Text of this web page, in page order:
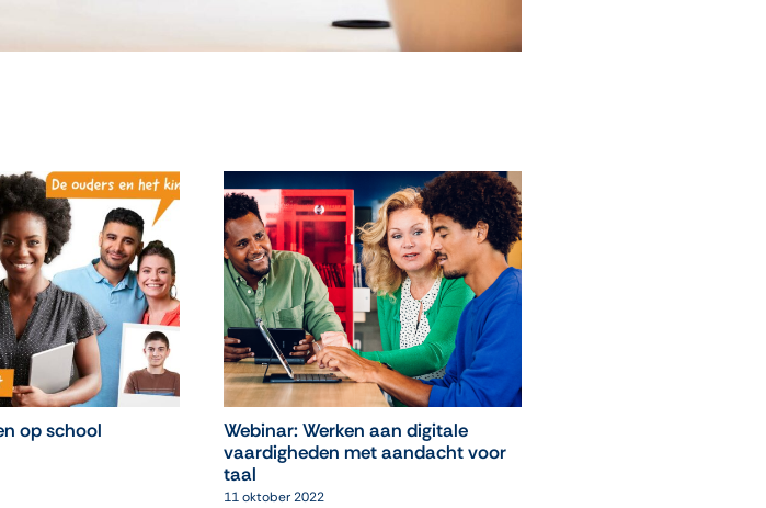
op school
Webinar: Werken aan digitale
vaardigheden met aandacht voor
taal
11 oktober 2022